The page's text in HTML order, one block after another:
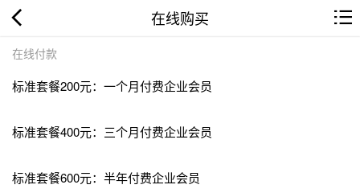
在线购买
在线付款
标准套餐200元：一个月付费企业会员
标准套餐400元：三个月付费企业会员
标准套餐600元：半年付费企业会员